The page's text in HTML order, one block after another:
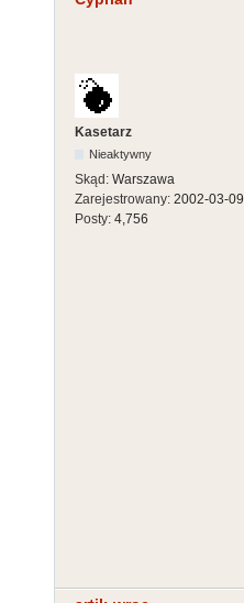
Kasetarz
Nieaktywny
Skąd: Warszawa
Zarejestrowany: 2002-03-09
Posty: 4,756